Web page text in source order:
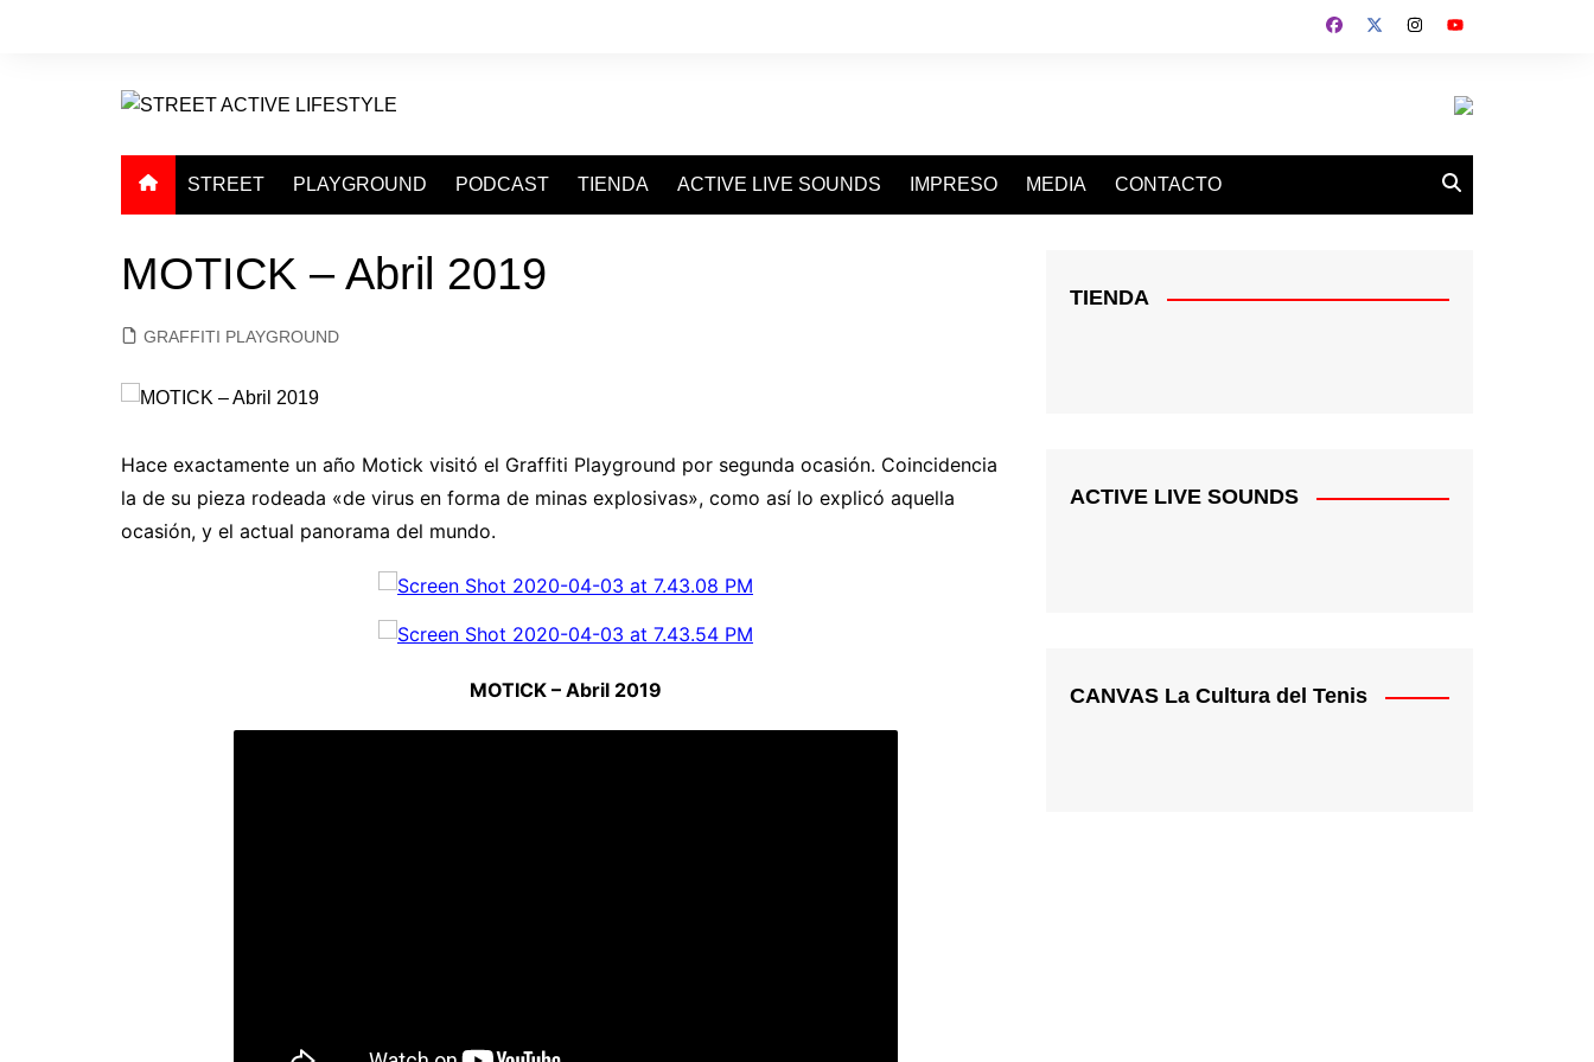
STREET PLAYGROUND PODCAST TIENDA ACTIVE LIVE SOUNDS IMPRESO MEDIA CONTACTO
MOTICK – Abril 2019
GRAFFITI PLAYGROUND
Hace exactamente un año Motick visitó el Graffiti Playground por segunda ocasión. Coincidencia
la de su pieza rodeada «de virus en forma de minas explosivas», como así lo explicó aquella
ocasión, y el actual panorama del mundo.
MOTICK – Abril 2019
TIENDA
ACTIVE LIVE SOUNDS
CANVAS La Cultura del Tenis